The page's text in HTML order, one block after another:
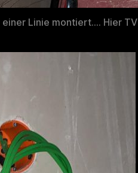
Linie montiert…. Hier TV